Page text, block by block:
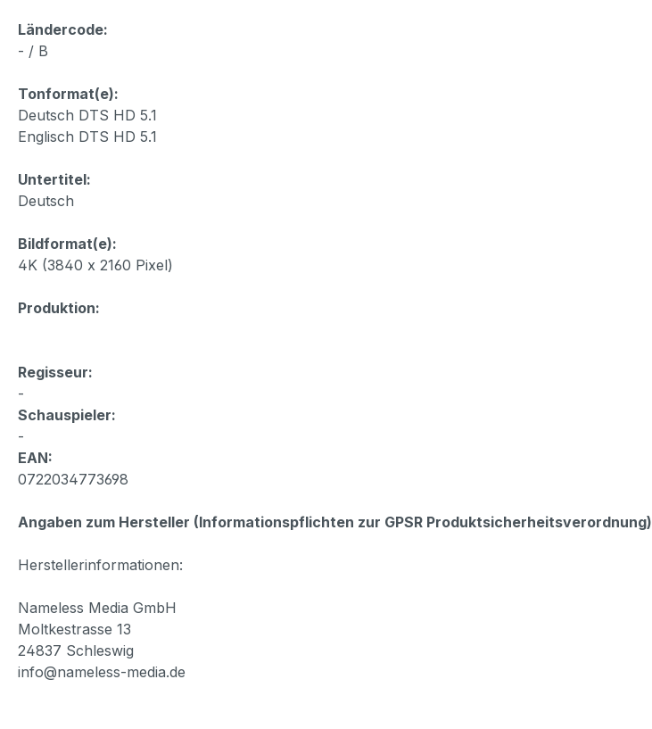
Ländercode:
- / B
Tonformat(e):
Deutsch DTS HD 5.1
Englisch DTS HD 5.1
Untertitel:
Deutsch
Bildformat(e):
4K (3840 x 2160 Pixel)
Produktion:
Regisseur:
-
Schauspieler:
-
EAN:
0722034773698
Angaben zum Hersteller (Informationspflichten zur GPSR Produktsicherheitsverordnung)
Herstellerinformationen:
Nameless Media GmbH
Moltkestrasse 13
24837 Schleswig
info@nameless-media.de